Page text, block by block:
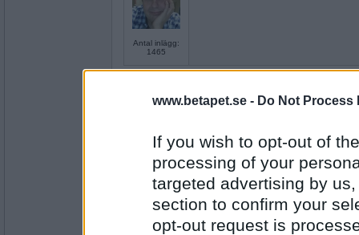
www.betapet.se - Do Not Process
If you wish to opt-out of
processing of your
targeted advertising by
section to confirm your
opt-out request is
Antal inlägg:
1465
Antal inlägg:
3857
Annika Lantz
DAVVAPALLE
...s lillebror!